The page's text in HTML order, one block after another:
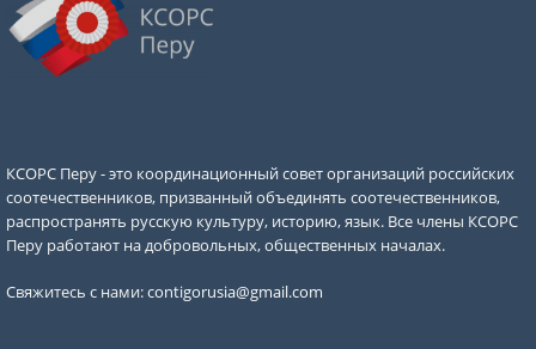
КСОРС Перу - это координационный совет организаций российских
соотечественников, призванный объединять соотечественников,
распространять русскую культуру, историю, язык. Все члены КСОРС
Перу работают на добровольных, общественных началах.
Свяжитесь с нами:contigorusia@gmail.com